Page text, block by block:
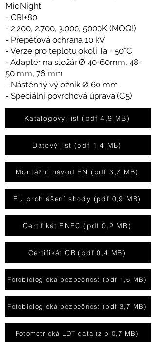
MidNight
- CRI+80
- 2.200, 2.700, 3.000, 5000K (MOQ!)
- Přepěťová ochrana 10 kV
- Verze pro teplotu okolí Ta = 50°C
- Adaptér na stožár Ø 40-60mm, 48-
50 mm, 76 mm
- Nástěnný výložník Ø 60 mm
- Speciální povrchová úprava (C5)
Katalogový list (pdf 4,9 MB)
Datový list (pdf 1,4 MB)
Montážní návod EN (pdf 3,7 MB)
EU prohlášení shody (pdf 0,9 MB)
Certifikát ENEC (pdf 0,2 MB)
Certifikát CB (pdf 0,4 MB)
Fotobiologická bezpečnost (pdf 1,6 MB)
Fotobiologická bezpečnost (pdf 3,7 MB)
Fotometrická LDT data (zip 0,7 MB)